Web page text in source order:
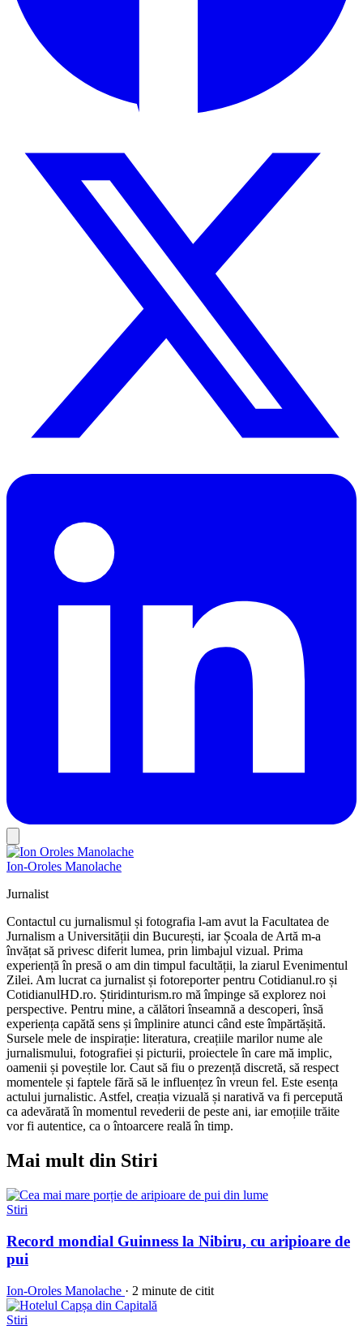
Ion-Oroles Manolache
Jurnalist
Contactul cu jurnalismul și fotografia l-am avut la Facultatea de
Jurnalism a Universității din București, iar Școala de Artă m-a
învățat să privesc diferit lumea, prin limbajul vizual. Prima
experiență în presă o am din timpul facultății, la ziarul Evenimentul
Zilei. Am lucrat ca jurnalist și fotoreporter pentru Cotidianul.ro și
CotidianulHD.ro. Știridinturism.ro mă împinge să explorez noi
perspective. Pentru mine, a călători înseamnă a descoperi, însă
experiența capătă sens și împlinire atunci când este împărtășită.
Sursele mele de inspirație: literatura, creațiile marilor nume ale
jurnalismului, fotografiei și picturii, proiectele în care mă implic,
oamenii și poveștile lor. Caut să fiu o prezență discretă, să respect
momentele și faptele fără să le influențez în vreun fel. Este esența
actului jurnalistic. Astfel, creația vizuală și narativă va fi percepută
ca adevărată în momentul revederii de peste ani, iar emoțiile trăite
vor fi autentice, ca o întoarcere reală în timp.
Mai mult din Stiri
Stiri
Record mondial Guinness la Nibiru, cu aripioare de
pui
Ion-Oroles Manolache · 2 minute de citit
Stiri